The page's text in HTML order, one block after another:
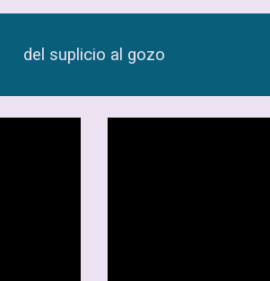
del suplicio al gozo